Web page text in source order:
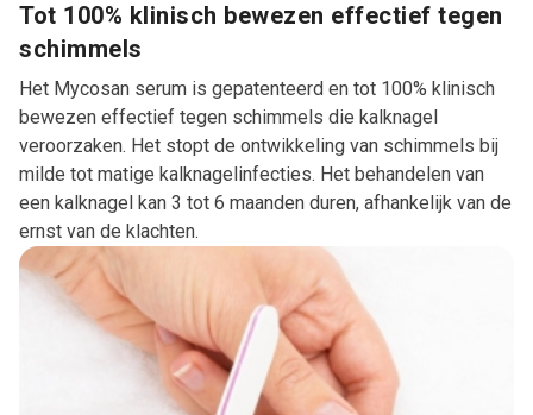
Tot 100% klinisch bewezen effectief tegen
schimmels
Het Mycosan serum is gepatenteerd en tot 100% klinisch
bewezen effectief tegen schimmels die kalknagel
veroorzaken. Het stopt de ontwikkeling van schimmels bij
milde tot matige kalknagelinfecties. Het behandelen van
een kalknagel kan 3 tot 6 maanden duren, afhankelijk van de
ernst van de klachten.